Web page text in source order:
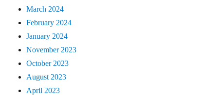
March 2024
February 2024
January 2024
November 2023
October 2023
August 2023
April 2023